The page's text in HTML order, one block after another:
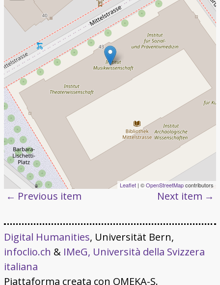
Leaflet | ©OpenStreetMapcontributors
Previous item Next item
Digital Humanities, Universität Bern,
infoclio.ch & IMeG, Università della Svizzera
italiana
Piattaforma creata con OMEKA-S.